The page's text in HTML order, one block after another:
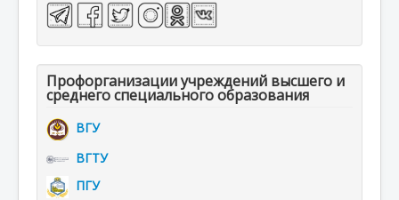
Профорганизации учреждений высшего и
среднего специального образования
ВГУ
ВГТУ
ПГУ